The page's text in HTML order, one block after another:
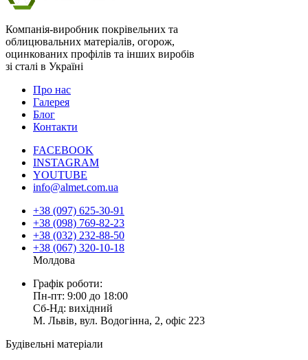
Компанія-виробник покрівельних та
облицювальних матеріалів, огорож,
оцинкованих профілів та інших виробів
зі сталі в Україні
Про нас
Галерея
Блог
Контакти
FACEBOOK
INSTAGRAM
YOUTUBE
info@almet.com.ua
+38 (097) 625-30-91
+38 (098) 769-82-23
+38 (032) 232-88-50
+38 (067) 320-10-18
Молдова
Графік роботи:
Пн-пт: 9:00 до 18:00
Сб-Нд: вихідний
М. Львів, вул. Водогінна, 2, офіс 223
Будівельні матеріали